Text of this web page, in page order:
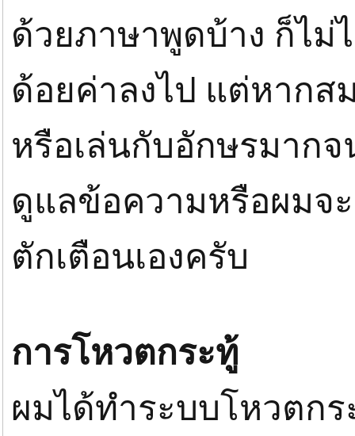
ด้วยภาษาพูดบ้าง ก็ไม่
ด้อยค่าลงไป แต่หาก
หรือเล่นกับอักษรมาก
ดูแลข้อความหรือผมจ
ตักเตือนเองครับ
การโหวตกระทู้
ผมได้ทำระบบโหวตกร